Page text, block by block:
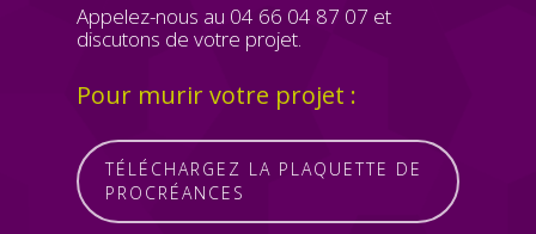
Appelez-nous au 04 66 04 87 07 et
discutons de votre projet.
Pour murir votre projet :
TÉLÉCHARGEZ LA PLAQUETTE DE
PROCRÉANCES